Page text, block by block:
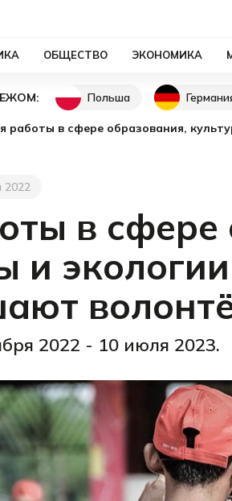
ОБЩЕСТВО ЭКОНОМИКА
Польша
работы в сфере образования,
2022
в сфере
и
2022 - 10 июля 2023.